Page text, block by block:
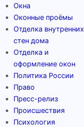
Окна
Оконные проёмы
Отделка внутренних
стен дома
Отделка и
оформление окон
Политика России
Право
Пресс-релиз
Происшествия
Психология